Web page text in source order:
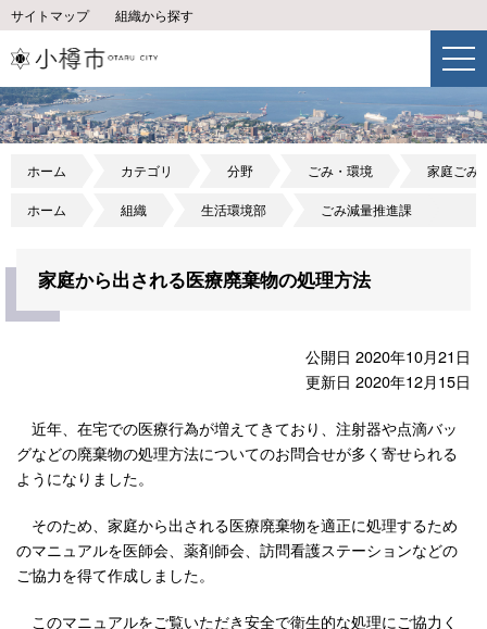
サイトマップ 組織から探す
ホーム カテゴリ 分野 ごみ・環境 家庭ごみ
ホーム 組織 生活環境部 ごみ減量推進課
家庭から出される医療廃棄物の処理方法
公開日 2020年10月21日
更新日 2020年12月15日
近年、在宅での医療行為が増えてきており、注射器や点滴バッ
グなどの廃棄物の処理方法についてのお問合せが多く寄せられる
ようになりました。
そのため、家庭から出される医療廃棄物を適正に処理するため
のマニュアルを医師会、薬剤師会、訪問看護ステーションなどの
ご協力を得て作成しました。
このマニュアルをご覧いただき安全で衛生的な処理にご協力く